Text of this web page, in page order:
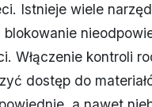
Istnieje wiele
Włączenie kontroli
dostęp do